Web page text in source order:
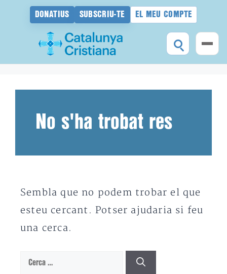
DONATIUS SUBSCRIU-TE EL MEU COMPTE
No s'ha trobat res
Sembla que no podem trobar el que
esteu cercant. Potser ajudaria si feu
una cerca.
Cerca: